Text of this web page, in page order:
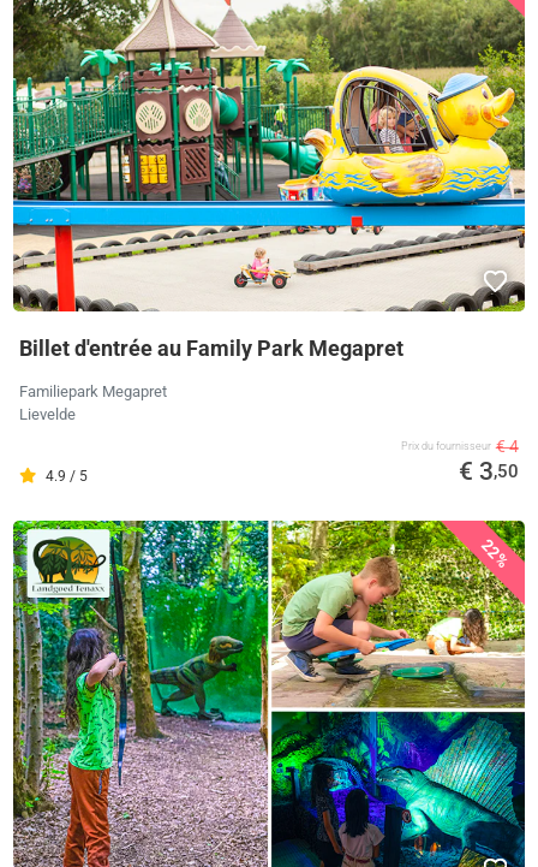
Billet d'entrée au Family Park Megapret
Familiepark Megapret
Lievelde
4.9 / 5
Prix ​​du fournisseur € 4
€ 3,50
22%